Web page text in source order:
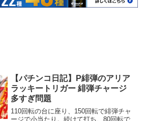
【パチンコ日記】P緋弾のアリア
ラッキートリガー 緋弾チャージ
多すぎ問題
110回転の台に座り、150回転で緋弾チャ
ージで小当たり。続けて打ち、80回転で